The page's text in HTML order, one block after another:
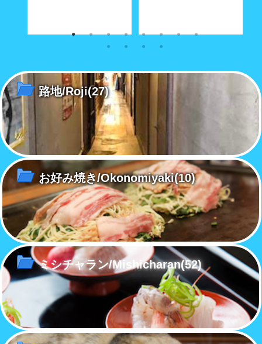
八坂神社に通じる築島(明神)小
内海製作所(大正9年創業)が今
ン・グッズ
路地/Roji(27)
お好み焼き/Okonomiyaki(10)
ミシチャラン/Mishicharan(52)